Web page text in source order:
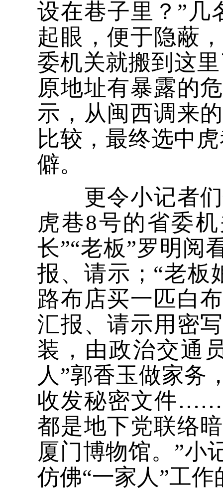
设在巷子里？”几
起眼，便于隐蔽
委机关就搬到这
原地址有暴露的
示，从闽西调来
比较，最终选中
僻。
更令小记者们
虎巷8号的省委
长”“老板”罗明阅
报、请示；“老板
路布店买一匹白
汇报、请示用密
装，由政治交通
人”郭香玉做家务
收发秘密文件
都是地下党联络
厦门博物馆。”小
仿佛“一家人”工